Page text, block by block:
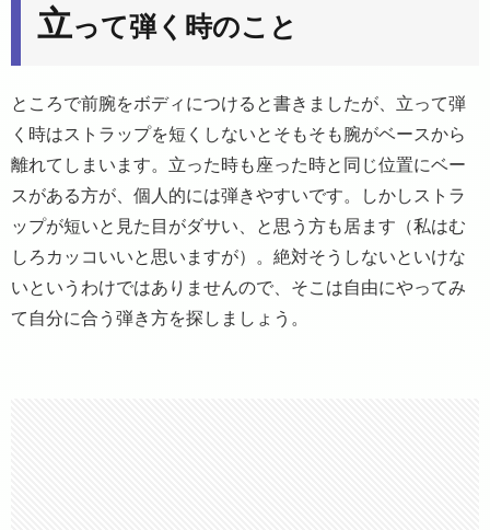
立って弾く時のこと
ところで前腕をボディにつけると書きましたが、立って弾
く時はストラップを短くしないとそもそも腕がベースから
離れてしまいます。立った時も座った時と同じ位置にベー
スがある方が、個人的には弾きやすいです。しかしストラ
ップが短いと見た目がダサい、と思う方も居ます（私はむ
しろカッコいいと思いますが）。絶対そうしないといけな
いというわけではありませんので、そこは自由にやってみ
て自分に合う弾き方を探しましょう。